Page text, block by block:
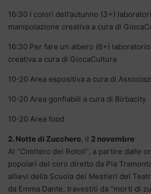
16:30 I colori dell’autunno (3+)
manipolazione creativa a cura di
16:30 Per fare un albero (6+)
creativa a cura di GiocaCultura
10-20 Area espositiva a cura di
10-20 Area gonfiabili a cura di Birbacity
10-20 Area food
2. Notte di Zucchero, il 2 novembre
Al “Cimitero dei Rotoli”, a partire dalle
popolari del coro diretto da Pia
allievi della Scuola dei Mestieri del
da Emma Dante, travestiti da “morti di